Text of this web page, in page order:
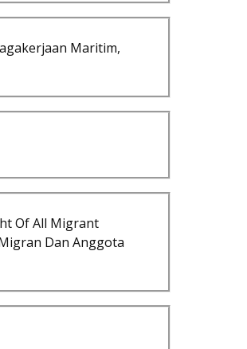
Maritim,
Of All Migrant
Dan Anggota